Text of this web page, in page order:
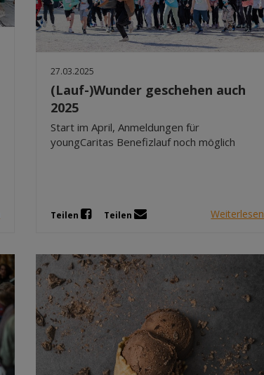
27.03.2025
(Lauf-)Wunder geschehen auch
2025
Start im April, Anmeldungen für
youngCaritas Benefizlauf noch möglich
Teilen Teilen Weiterlesen